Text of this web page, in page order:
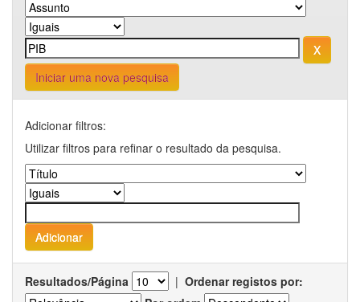
Iniciar uma nova pesquisa
Adicionar filtros:
Utilizar filtros para refinar o resultado da pesquisa.
Resultados/Página | Ordenar registos por: